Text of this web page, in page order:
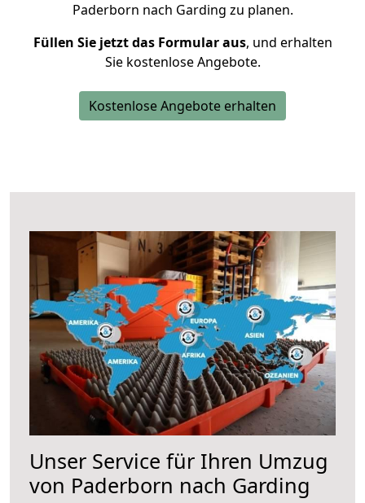
Paderborn nach Garding zu planen.
Füllen Sie jetzt das Formular aus, und erhalten
Sie kostenlose Angebote.
Kostenlose Angebote erhalten
Unser Service für Ihren Umzug
von Paderborn nach Garding